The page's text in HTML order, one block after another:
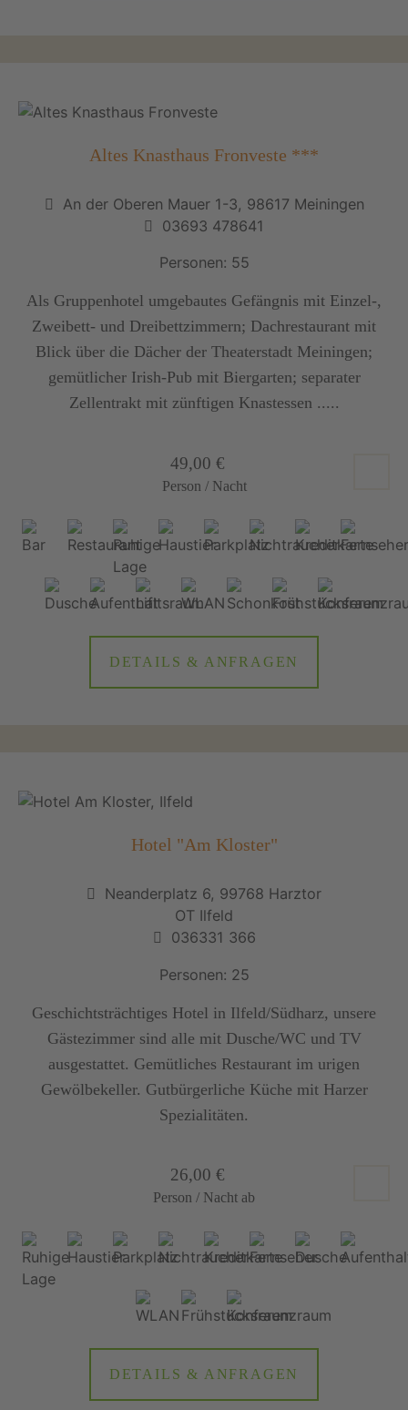
Altes Knasthaus Fronveste ***
An der Oberen Mauer 1-3, 98617 Meiningen
03693 478641
Personen: 55
Als Gruppenhotel umgebautes Gefängnis mit Einzel-,
Zweibett- und Dreibettzimmern; Dachrestaurant mit
Blick über die Dächer der Theaterstadt Meiningen;
gemütlicher Irish-Pub mit Biergarten; separater
Zellentrakt mit zünftigen Knastessen .....
49,00 €
Person / Nacht
DETAILS & ANFRAGEN
Hotel "Am Kloster"
Neanderplatz 6, 99768 Harztor
OT Ilfeld
036331 366
Personen: 25
Geschichtsträchtiges Hotel in Ilfeld/Südharz, unsere
Gästezimmer sind alle mit Dusche/WC und TV
ausgestattet. Gemütliches Restaurant im urigen
Gewölbekeller. Gutbürgerliche Küche mit Harzer
Spezialitäten.
26,00 €
Person / Nacht ab
DETAILS & ANFRAGEN